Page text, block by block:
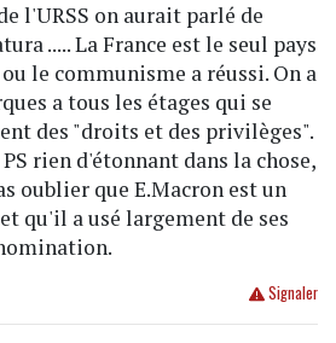
l'URSS on aurait parlé de
..... La France est le seul pays
le communisme a réussi. On a
a tous les étages qui se
des "droits et des privilèges".
rien d'étonnant dans la chose,
oublier que E.Macron est un
qu'il a usé largement de ses
Signaler